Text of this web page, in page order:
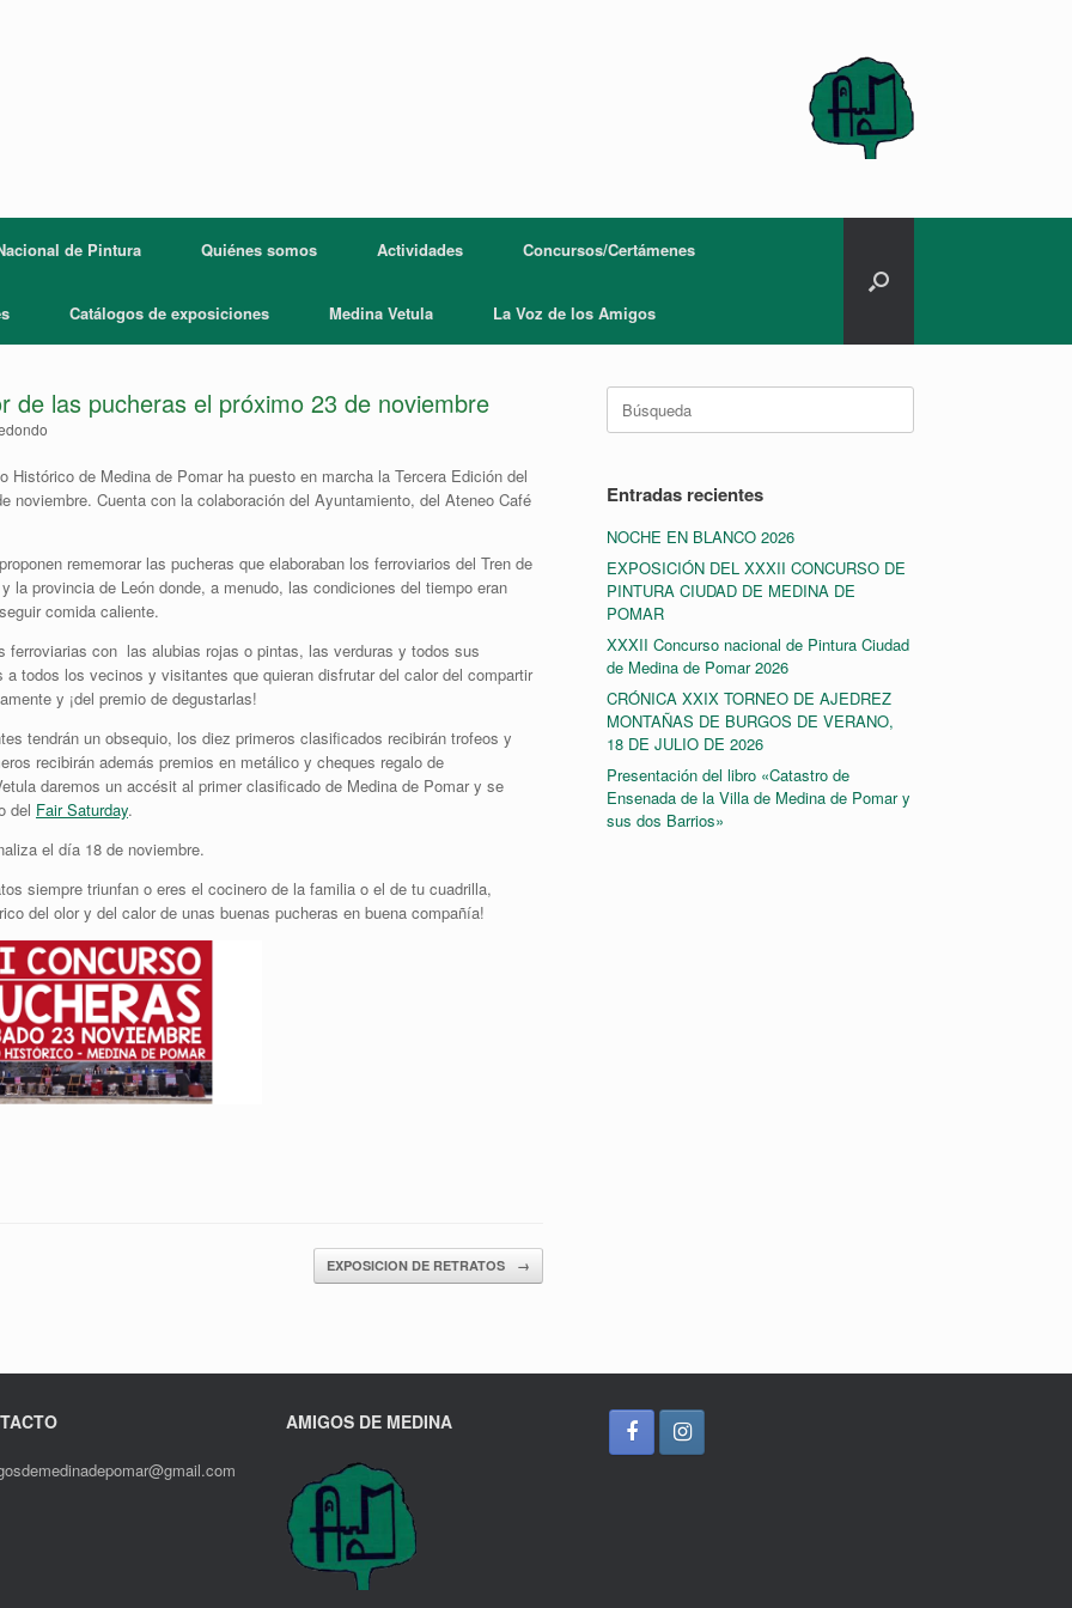
de Pintura Quiénes somos Actividades Concursos/Certámenes
Catálogos de exposiciones Medina Vetula La Voz de los Amigos
de las pucheras el próximo 23 de noviembre
de Medina de Pomar ha puesto en marcha la Tercera Edición del
noviembre. Cuenta con la colaboración del Ayuntamiento, del Ateneo Café
rememorar las pucheras que elaboraban los ferroviarios del Tren de
la provincia de León donde, a menudo, las condiciones del tiempo eran
comida caliente.
ferroviarias con las alubias rojas o pintas, las verduras y todos sus
todos los vecinos y visitantes que quieran disfrutar del calor del compartir
y ¡del premio de degustarlas!
tendrán un obsequio, los diez primeros clasificados recibirán trofeos y
recibirán además premios en metálico y cheques regalo de
daremos un accésit al primer clasificado de Medina de Pomar y se
del Fair Saturday.
el día 18 de noviembre.
siempre triunfan o eres el cocinero de la familia o el de tu cuadrilla,
del olor y del calor de unas buenas pucheras en buena compañía!
EXPOSICION DE RETRATOS →
Buscar:
Entradas recientes
NOCHE EN BLANCO 2026
EXPOSICIÓN DEL XXXII CONCURSO DE
PINTURA CIUDAD DE MEDINA DE
POMAR
XXXII Concurso nacional de Pintura Ciudad
de Medina de Pomar 2026
CRÓNICA XXIX TORNEO DE AJEDREZ
MONTAÑAS DE BURGOS DE VERANO,
18 DE JULIO DE 2026
Presentación del libro «Catastro de
Ensenada de la Villa de Medina de Pomar y
sus dos Barrios»
AMIGOS DE MEDINA